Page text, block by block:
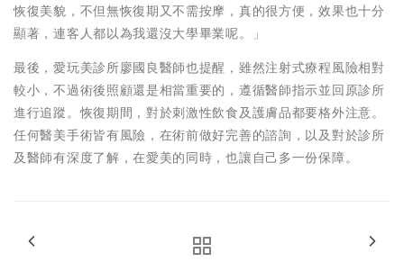
恢復美貌，不但無恢復期又不需按摩，真的很方便，效果也十分
顯著，連客人都以為我還沒大學畢業呢。」
最後，愛玩美診所廖國良醫師也提醒，雖然注射式療程風險相對
較小，不過術後照顧還是相當重要的，遵循醫師指示並回原診所
進行追蹤。恢復期間，對於刺激性飲食及護膚品都要格外注意。
任何醫美手術皆有風險，在術前做好完善的諮詢，以及對於診所
及醫師有深度了解，在愛美的同時，也讓自己多一份保障。